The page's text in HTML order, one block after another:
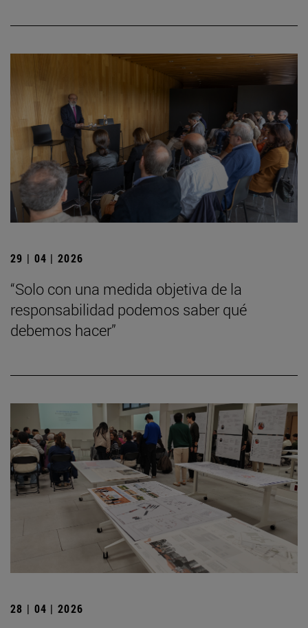
29 | 04 | 2026
“Solo con una medida objetiva de la
responsabilidad podemos saber qué
debemos hacer”
28 | 04 | 2026